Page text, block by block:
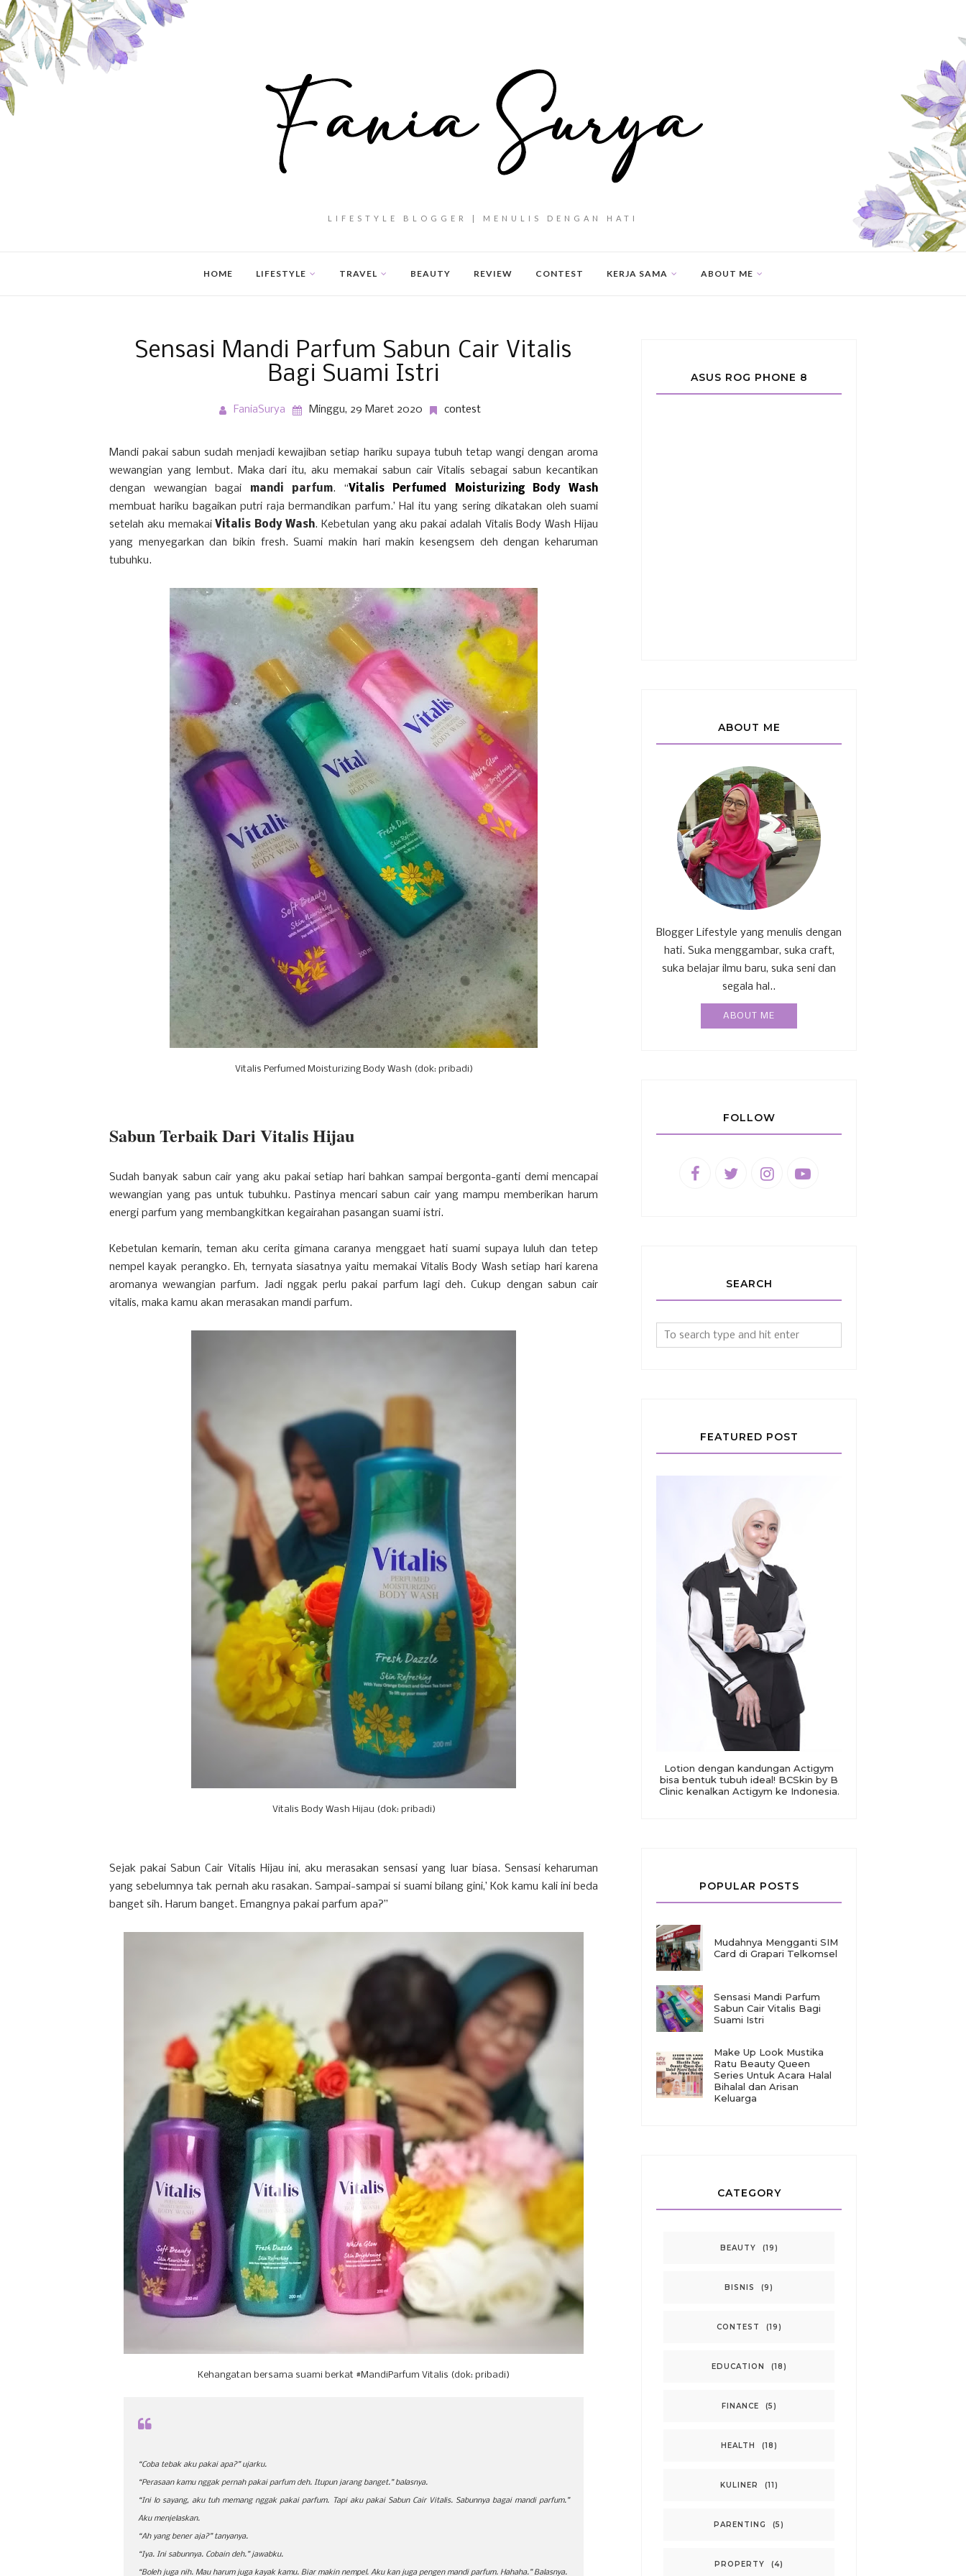
LIFESTYLE BLOGGER | MENULIS DENGAN HATI
HOME LIFESTYLE TRAVEL BEAUTY REVIEW CONTEST KERJA SAMA ABOUT ME
Sensasi Mandi Parfum Sabun Cair Vitalis
Bagi Suami Istri
FaniaSurya Minggu, 29 Maret 2020 contest
Mandi pakai sabun sudah menjadi kewajiban setiap hariku supaya tubuh tetap wangi dengan aroma
wewangian yang lembut. Maka dari itu, aku memakai sabun cair Vitalis sebagai sabun kecantikan
dengan wewangian bagai mandi parfum. “Vitalis Perfumed Moisturizing Body Wash
membuat hariku bagaikan putri raja bermandikan parfum.’ Hal itu yang sering dikatakan oleh suami
setelah aku memakai Vitalis Body Wash. Kebetulan yang aku pakai adalah Vitalis Body Wash Hijau
yang menyegarkan dan bikin fresh. Suami makin hari makin kesengsem deh dengan keharuman
tubuhku.
Vitalis Perfumed Moisturizing Body Wash (dok: pribadi)
Sabun Terbaik Dari Vitalis Hijau
Sudah banyak sabun cair yang aku pakai setiap hari bahkan sampai bergonta-ganti demi mencapai
wewangian yang pas untuk tubuhku. Pastinya mencari sabun cair yang mampu memberikan harum
energi parfum yang membangkitkan kegairahan pasangan suami istri.
Kebetulan kemarin, teman aku cerita gimana caranya menggaet hati suami supaya luluh dan tetep
nempel kayak perangko. Eh, ternyata siasatnya yaitu memakai Vitalis Body Wash setiap hari karena
aromanya wewangian parfum. Jadi nggak perlu pakai parfum lagi deh. Cukup dengan sabun cair
vitalis, maka kamu akan merasakan mandi parfum.
Vitalis Body Wash Hijau (dok: pribadi)
Sejak pakai Sabun Cair Vitalis Hijau ini, aku merasakan sensasi yang luar biasa. Sensasi keharuman
yang sebelumnya tak pernah aku rasakan. Sampai-sampai si suami bilang gini,’ Kok kamu kali ini beda
banget sih. Harum banget. Emangnya pakai parfum apa?”
Kehangatan bersama suami berkat #MandiParfum Vitalis (dok: pribadi)
“Coba tebak aku pakai apa?” ujarku.
“Perasaan kamu nggak pernah pakai parfum deh. Itupun jarang banget.” balasnya.
“Ini lo sayang, aku tuh memang nggak pakai parfum. Tapi aku pakai Sabun Cair Vitalis. Sabunnya bagai mandi parfum.”
Aku menjelaskan.
“Ah yang bener aja?” tanyanya.
“Iya. Ini sabunnya. Cobain deh.” jawabku.
“Boleh juga nih. Mau harum juga kayak kamu. Biar makin nempel. Aku kan juga pengen mandi parfum. Hahaha.” Balasnya.
ASUS ROG PHONE 8
ABOUT ME
Blogger Lifestyle yang menulis dengan
hati. Suka menggambar, suka craft,
suka belajar ilmu baru, suka seni dan
segala hal..
ABOUT ME
FOLLOW
SEARCH
FEATURED POST
Lotion dengan kandungan Actigym
bisa bentuk tubuh ideal! BCSkin by B
Clinic kenalkan Actigym ke Indonesia.
POPULAR POSTS
Mudahnya Mengganti SIM
Card di Grapari Telkomsel
Sensasi Mandi Parfum
Sabun Cair Vitalis Bagi
Suami Istri
Make Up Look Mustika
Ratu Beauty Queen
Series Untuk Acara Halal
Bihalal dan Arisan
Keluarga
CATEGORY
BEAUTY (19)
BISNIS (9)
CONTEST (19)
EDUCATION (18)
FINANCE (5)
HEALTH (18)
KULINER (11)
PARENTING (5)
PROPERTY (4)